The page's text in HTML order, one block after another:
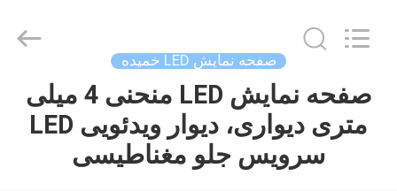
خانه
محصولات
Creation
Limited.
صفحه نمایش LED خمیده
صفحه نمایش LED منحنی 4 میلی
متری دیواری، دیوار ویدئویی LED
سرویس جلو مغناطیسی